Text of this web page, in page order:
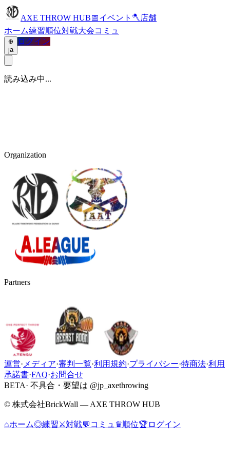
AXE THROW HUB📅イベント 🪓 店舗
ホーム練習順位対戦大会コミュ
ja
ログイン
読み込み中...
Organization
Partners
運営· メディア·審判一覧·利用規約·プライバシー·特商法·利用
承諾書·FAQ·お問合せ
BETA· 不具合・要望は @jp_axethrowing
© 株式会社BrickWall — AXE THROW HUB
⌂ホーム◎練習⚔対戦💬 コミュ ♛順位🏆 ログイン